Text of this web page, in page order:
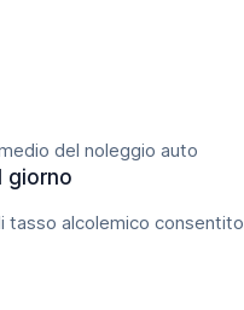
del noleggio auto
giorno
tasso alcolemico consentito